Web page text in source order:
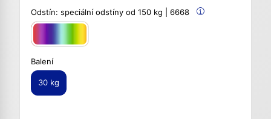
Odstín: speciální odstíny od 150 kg | 6668
Balení
30 kg